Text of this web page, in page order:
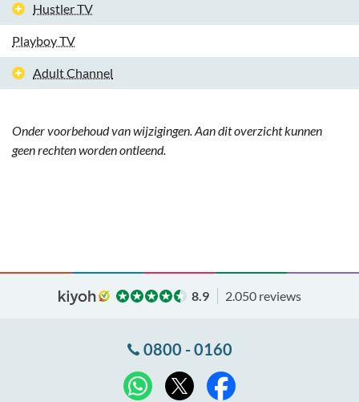
Hustler TV
Playboy TV
Adult Channel
Onder voorbehoud van wijzigingen. Aan dit overzicht kunnen
geen rechten worden ontleend.
8.9 2.050 reviews
0800 - 0160